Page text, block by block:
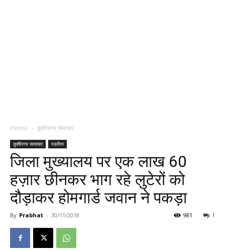
Home कुशीनगर समाचार
कुशीनगर समाचार पडरौना
जिला मुख्यालय पर एक लाख 60
हज़ार छीनकर भाग रहे लुटेरों को
दौड़ाकर होमगार्ड जवान ने पकड़ा
By Prabhat - 30/11/2018 1
981